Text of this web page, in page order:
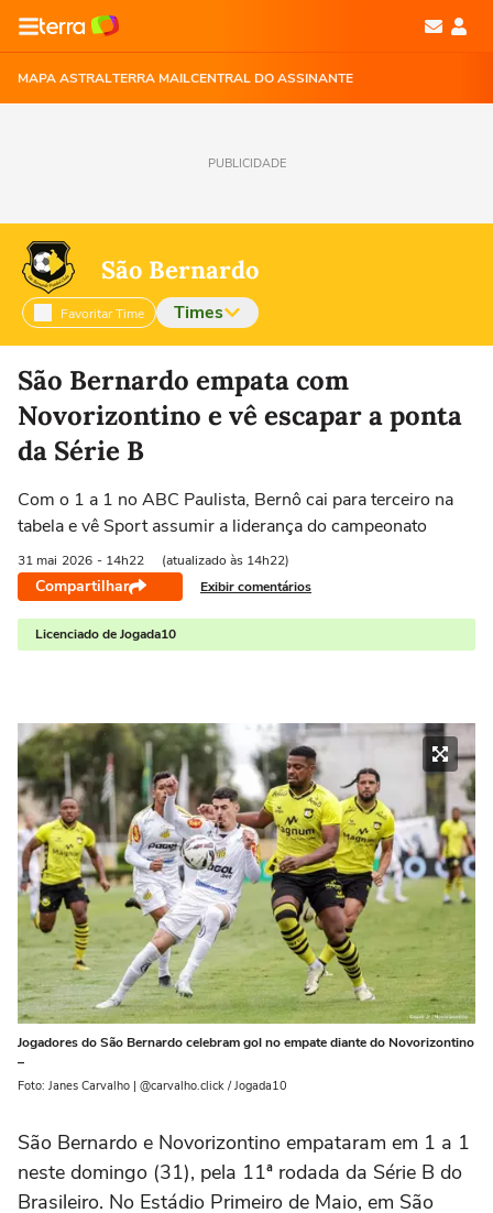
MAPA ASTRALTERRA MAILCENTRAL DO ASSINANTE
PUBLICIDADE
São Bernardo
Favoritar Time Times
Selecione o time para ver as notícias
São Bernardo empata com
Novorizontino e vê escapar a ponta
da Série B
Com o 1 a 1 no ABC Paulista, Bernô cai para terceiro na
tabela e vê Sport assumir a liderança do campeonato
31 mai 2026 - 14h22 (atualizado às 14h22)
Compartilhar Exibir comentários
Licenciado de Jogada10
Jogadores do São Bernardo celebram gol no empate diante do Novorizontino
–
Foto: Janes Carvalho | @carvalho.click / Jogada10
São Bernardo e Novorizontino empataram em 1 a 1
neste domingo (31), pela 11ª rodada da Série B do
Brasileiro. No Estádio Primeiro de Maio, em São